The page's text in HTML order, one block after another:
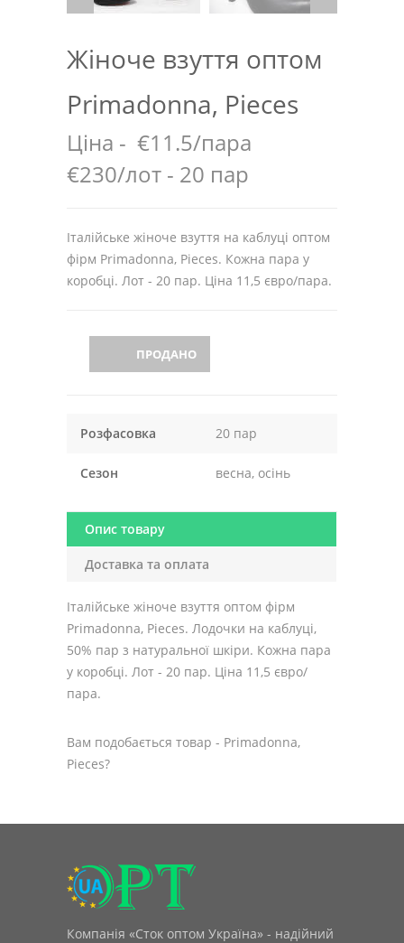
Жіноче взуття оптом
Primadonna, Pieces
Ціна - €11.5/пара
€230/лот - 20 пар
Італійське жіноче взуття на каблуці оптом
фірм Primadonna, Pieces. Кожна пара у
коробці. Лот - 20 пар. Ціна 11,5 євро/пара.
ПРОДАНО
Розфасовка 20 пар
Сезон весна, осінь
Опис товару
Доставка та оплата
Італійське жіноче взуття оптом фірм
Primadonna, Pieces. Лодочки на каблуці,
50% пар з натуральної шкіри. Кожна пара
у коробці. Лот - 20 пар. Ціна 11,5 євро/
пара.
Вам подобається товар - Primadonna,
Pieces?
Компанія «Сток оптом Україна» - надійний